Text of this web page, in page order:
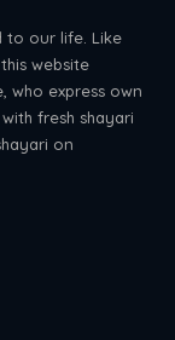
to our life. Like
website
who express own
fresh shayari
on